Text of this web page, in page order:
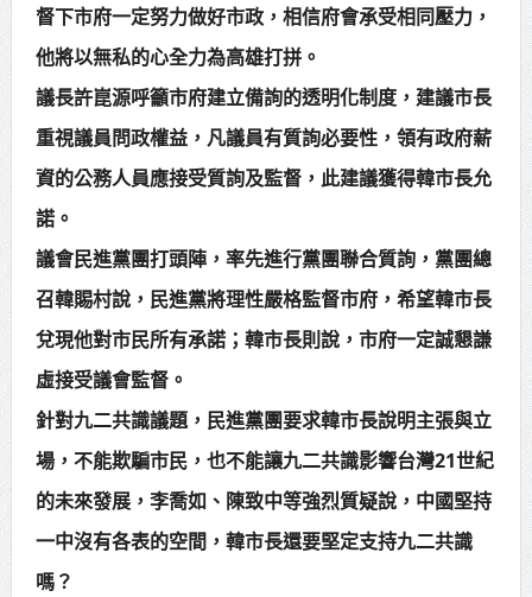
督下市府一定努力做好市政，相信府會承受相同壓力，
他將以無私的心全力為高雄打拼。
議長許崑源呼籲市府建立備詢的透明化制度，建議市長
重視議員問政權益，凡議員有質詢必要性，領有政府薪
資的公務人員應接受質詢及監督，此建議獲得韓市長允
諾。
議會民進黨團打頭陣，率先進行黨團聯合質詢，黨團總
召韓賜村說，民進黨將理性嚴格監督市府，希望韓市長
兌現他對市民所有承諾；韓市長則說，市府一定誠懇謙
虛接受議會監督。
針對九二共識議題，民進黨團要求韓市長說明主張與立
場，不能欺騙市民，也不能讓九二共識影響台灣21世紀
的未來發展，李喬如、陳致中等強烈質疑說，中國堅持
一中沒有各表的空間，韓市長還要堅定支持九二共識
嗎？